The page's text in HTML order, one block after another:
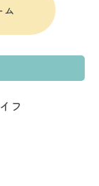
ム
フ